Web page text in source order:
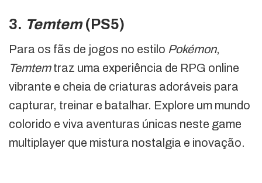
3. Temtem(PS5)
Para os fãs de jogos no estilo Pokémon,
Temtemtraz uma experiência de RPG online
vibrante e cheia de criaturas adoráveis para
capturar, treinar e batalhar. Explore um mundo
colorido e viva aventuras únicas neste game
multiplayer que mistura nostalgia e inovação.